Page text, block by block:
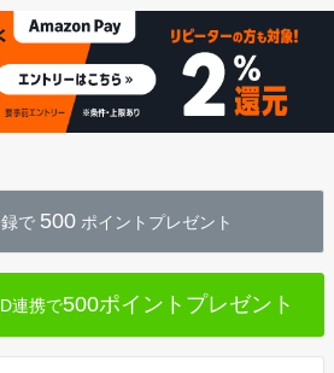
ップ
で 500 ポイントプレゼント
連携で500ポイントプレゼント